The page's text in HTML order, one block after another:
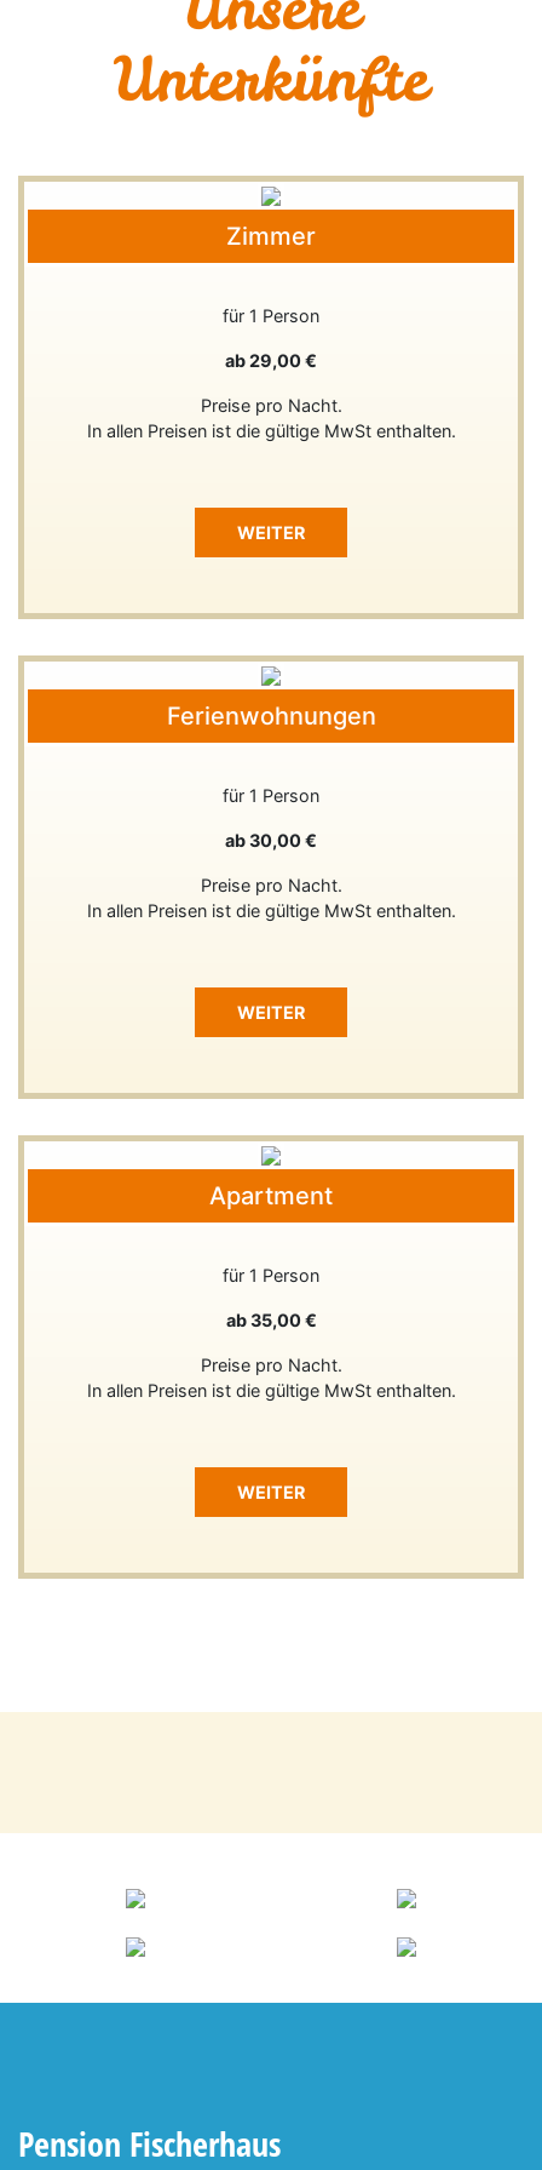
Unterkünfte
Zimmer
für 1 Person
ab 29,00 €
Preise pro Nacht.
In allen Preisen ist die gültige MwSt enthalten.
WEITER
Ferienwohnungen
für 1 Person
ab 30,00 €
Preise pro Nacht.
In allen Preisen ist die gültige MwSt enthalten.
WEITER
Apartment
für 1 Person
ab 35,00 €
Preise pro Nacht.
In allen Preisen ist die gültige MwSt enthalten.
WEITER
Pension Fischerhaus